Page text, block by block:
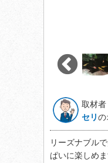
取材者
セリ の
リーズナブル
ぱいに楽しめ